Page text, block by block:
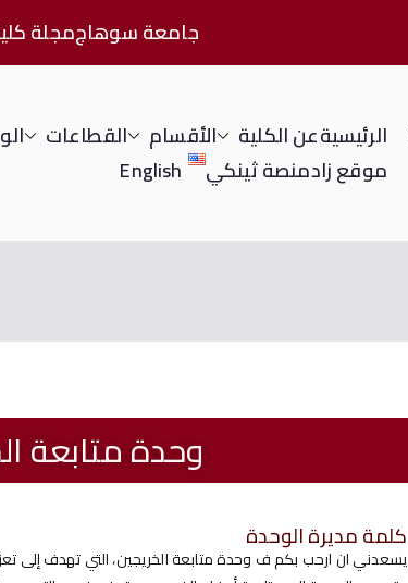
جامعة سوهاجمجلة
الرئيسيةعن الكلية الأقسام القطاعات
موقع زادمنصة ثينكي English
وحدة متابعة
كلمة مديرة الوحدة
يسعدني ان ارحب بكم ف وحدة متابعة الخريجين، التي تهدف إلى